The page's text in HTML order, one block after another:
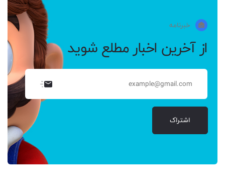
خبرنامه
از آخرین اخبار مطلع شوید
اشتراک